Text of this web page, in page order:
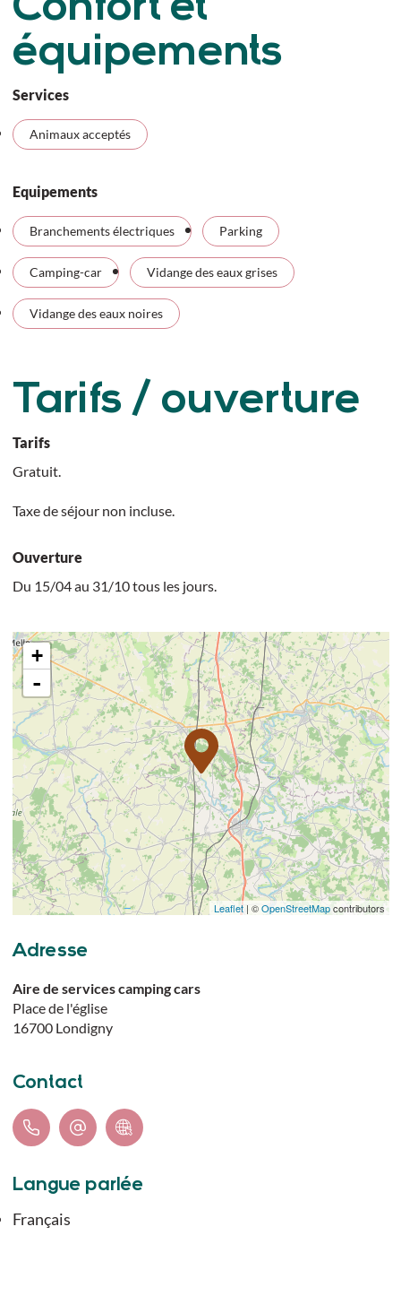
équipements
Services
Animaux acceptés
Equipements
Branchements électriques Parking
Camping-car Vidange des eaux grises
Vidange des eaux noires
Tarifs / ouverture
Tarifs
Gratuit.
Taxe de séjour non incluse.
Ouverture
Du 15/04 au 31/10 tous les jours.
+
-
Leaflet| ©OpenStreetMapcontributors
Adresse
Aire de services camping cars
Place de l'église
16700 Londigny
Contact
Langue parlée
Français